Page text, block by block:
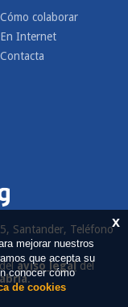
Cómo colaborar
En Internet
Contacta
Santander, Teléfono
delaviso legaldel
.
x
mejorar nuestros
que acepta su
conocer cómo
de cookies